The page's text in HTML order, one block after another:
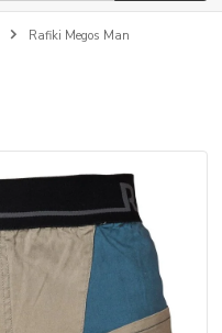
Rafiki Megos Man